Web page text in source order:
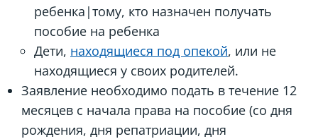
ребенка|тому, кто назначен получать
пособие на ребенка
Дети, находящиеся под опекой, или не
находящиеся у своих родителей.
Заявление необходимо подать в течение 12
месяцев с начала права на пособие (со дня
рождения, дня репатриации, дня